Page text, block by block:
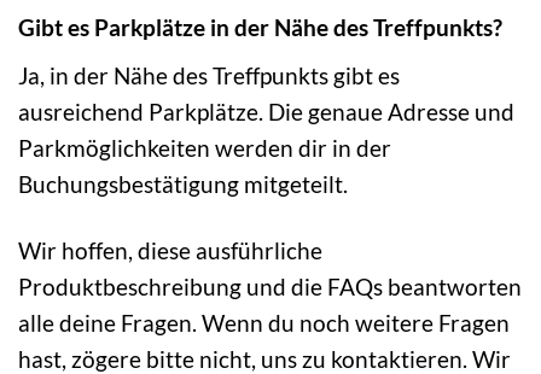
Gibt es Parkplätze in der Nähe des Treffpunkts?
Ja, in der Nähe des Treffpunkts gibt es
ausreichend Parkplätze. Die genaue Adresse und
Parkmöglichkeiten werden dir in der
Buchungsbestätigung mitgeteilt.
Wir hoffen, diese ausführliche
Produktbeschreibung und die FAQs beantworten
alle deine Fragen. Wenn du noch weitere Fragen
hast, zögere bitte nicht, uns zu kontaktieren. Wir